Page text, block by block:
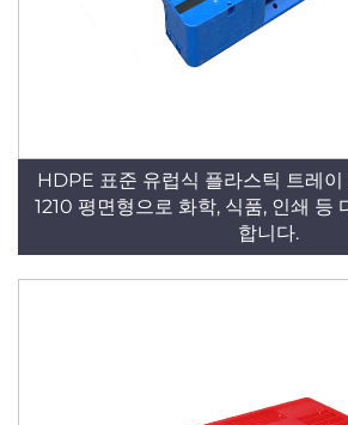
HDPE 표준 유럽식 플라스틱 트레
1210 평면형으로 화학, 식품, 인쇄 등
합니다.